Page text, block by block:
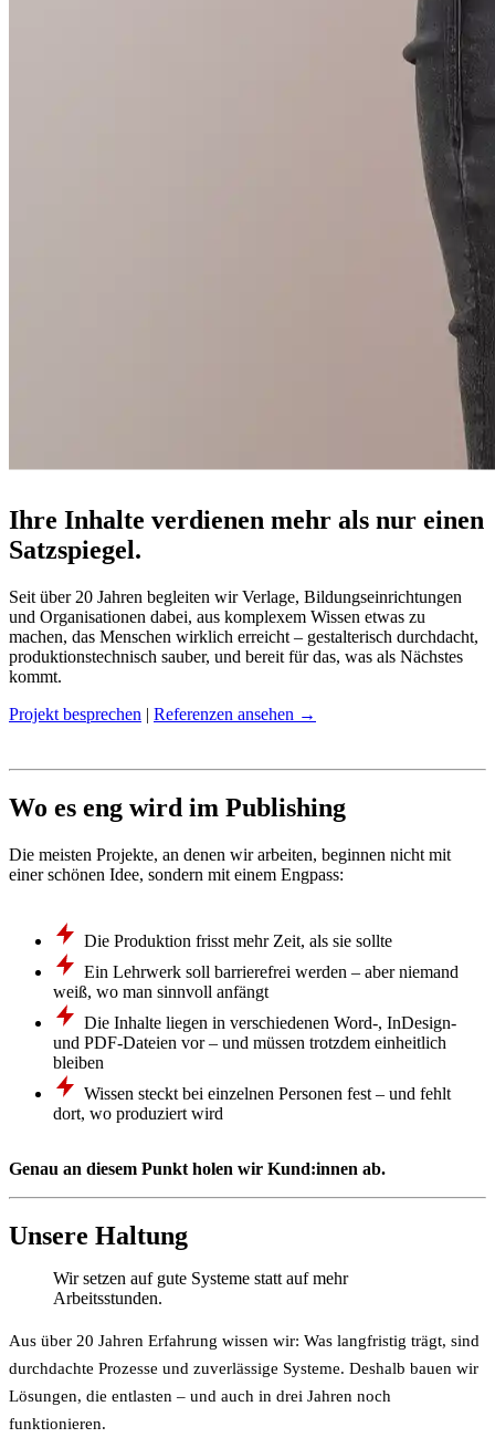
Ihre Inhalte verdienen mehr als nur einen
Satzspiegel.
Seit über 20 Jahren begleiten wir Verlage, Bildungseinrichtungen
und Organisationen dabei, aus komplexem Wissen etwas zu
machen, das Menschen wirklich erreicht – gestalterisch durchdacht,
produktionstechnisch sauber, und bereit für das, was als Nächstes
kommt.
Projekt besprechen | Referenzen ansehen →
Wo es eng wird im Publishing
Die meisten Projekte, an denen wir arbeiten, beginnen nicht mit
einer schönen Idee, sondern mit einem Engpass:
Die Produktion frisst mehr Zeit, als sie sollte
Ein Lehrwerk soll barrierefrei werden – aber niemand
weiß, wo man sinnvoll anfängt
Die Inhalte liegen in verschiedenen Word-, InDesign-
und PDF-Dateien vor – und müssen trotzdem einheitlich
bleiben
Wissen steckt bei einzelnen Personen fest – und fehlt
dort, wo produziert wird
Genau an diesem Punkt holen wir Kund:innen ab.
Unsere Haltung
Wir setzen auf gute Systeme statt auf mehr
Arbeitsstunden.
Aus über 20 Jahren Erfahrung wissen wir: Was langfristig trägt, sind
durchdachte Prozesse und zuverlässige Systeme. Deshalb bauen wir
Lösungen, die entlasten – und auch in drei Jahren noch
funktionieren.